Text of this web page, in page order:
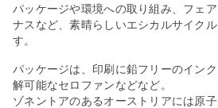
パッケージや環境への取り組み、フェ
ナスなど、素晴らしいエシカルサイク
す。
パッケージは、印刷に鉛フリーのイン
解可能なセロファンなどなど。
ゾネントアのあるオーストリアには原